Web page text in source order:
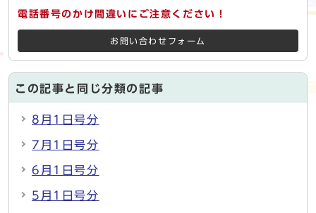
電話番号のかけ間違いにご注意ください！
お問い合わせフォーム
この記事と同じ分類の記事
8月1日号分
7月1日号分
6月1日号分
5月1日号分